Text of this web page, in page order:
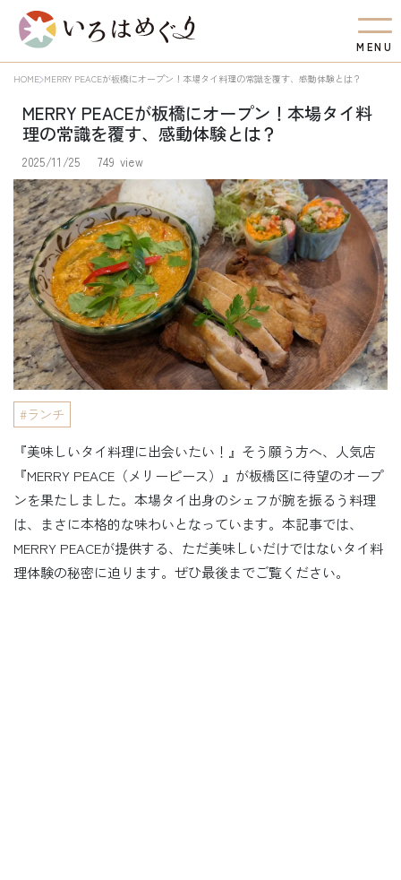
M EN U
HOME MERRY PEACEが板橋にオープン！本場タイ料理の常識を覆す、感動体験とは？
MERRY PEACEが板橋にオープン！本場タイ料
理の常識を覆す、感動体験とは？
2025/11/25 749 view
ランチ
『美味しいタイ料理に出会いたい！』そう願う方へ、人気店
『MERRY PEACE（メリーピース）』が板橋区に待望のオープ
ンを果たしました。本場タイ出身のシェフが腕を振るう料理
は、まさに本格的な味わいとなっています。本記事では、
MERRY PEACEが提供する、ただ美味しいだけではないタイ料
理体験の秘密に迫ります。ぜひ最後までご覧ください。